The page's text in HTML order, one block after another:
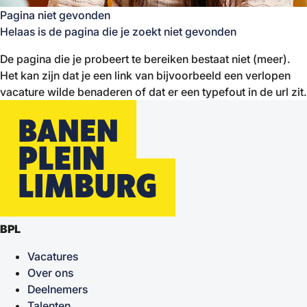
Pagina niet gevonden
Helaas is de pagina die je zoekt niet gevonden
De pagina die je probeert te bereiken bestaat niet (meer).
Het kan zijn dat je een link van bijvoorbeeld een verlopen
vacature wilde benaderen of dat er een typefout in de url zit.
BPL
Vacatures
Over ons
Deelnemers